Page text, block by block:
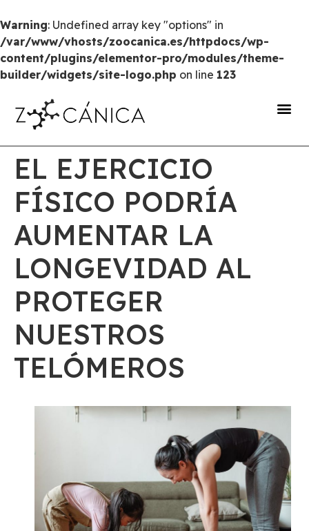
Warning: Undefined array key "options" in
/var/www/vhosts/zoocanica.es/httpdocs/wp-
content/plugins/elementor-pro/modules/theme-
builder/widgets/site-logo.php on line 123
EL EJERCICIO
FÍSICO PODRÍA
AUMENTAR LA
LONGEVIDAD AL
PROTEGER
NUESTROS
TELÓMEROS